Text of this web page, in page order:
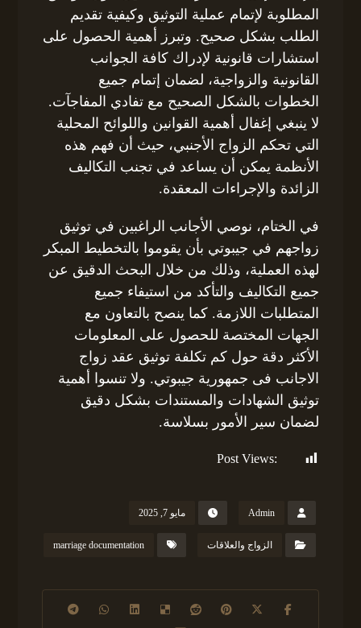
المطلوبة لإتمام عملية التوثيق وكيفية تقديم
الطلب بشكل صحيح. وتبرز أهمية الحصول على
استشارات قانونية لإدراك كافة الجوانب
القانونية والزواجية، لضمان إتمام جميع
الخطوات بالشكل الصحيح مع تفادي المفاجآت.
لا ينبغي إغفال أهمية القوانين واللوائح المحلية
التي تحكم الزواج الأجنبي، حيث أن فهم هذه
الأنظمة يمكن أن يساعد في تجنب التكاليف
الزائدة والإجراءات المعقدة.
في الختام، نوصي الأجانب الراغبين في توثيق
زواجهم في جيبوتي بأن يقوموا بالتخطيط المبكر
لهذه العملية، وذلك من خلال البحث الدقيق عن
جميع التكاليف والتأكد من استيفاء جميع
المتطلبات اللازمة. كما ينصح بالتعاون مع
الجهات المختصة للحصول على المعلومات
الأكثر دقة حول كم تكلفة توثيق عقد زواج
الاجانب فى جمهورية جيبوتي. ولا تنسوا أهمية
توثيق الشهادات والمستندات بشكل دقيق
لضمان سير الأمور بسلاسة.
Post Views:
Admin مايو 7, 2025
الزواج والعلاقات marriage documentation